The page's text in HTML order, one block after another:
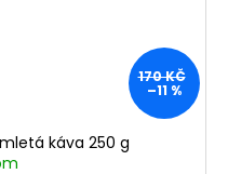
170 KČ
–11 %
káva 250 g